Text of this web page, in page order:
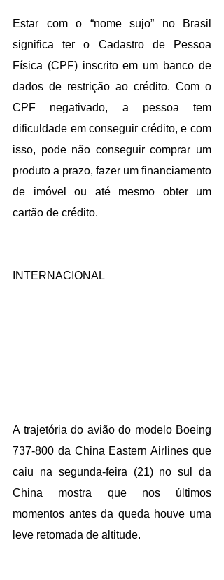
Estar com o “nome sujo” no Brasil
significa ter o Cadastro de Pessoa
Física (CPF) inscrito em um banco de
dados de restrição ao crédito. Com o
CPF negativado, a pessoa tem
dificuldade em conseguir crédito, e com
isso, pode não conseguir comprar um
produto a prazo, fazer um financiamento
de imóvel ou até mesmo obter um
cartão de crédito.
INTERNACIONAL
A trajetória do avião do modelo Boeing
737-800 da China Eastern Airlines que
caiu na segunda-feira (21) no sul da
China mostra que nos últimos
momentos antes da queda houve uma
leve retomada de altitude.